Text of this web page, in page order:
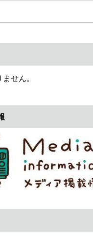
索:
せん。